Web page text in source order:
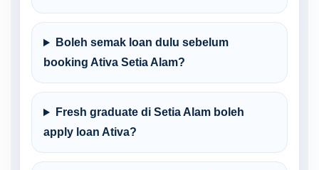
Boleh semak loan dulu sebelum
booking Ativa Setia Alam?
Fresh graduate di Setia Alam boleh
apply loan Ativa?